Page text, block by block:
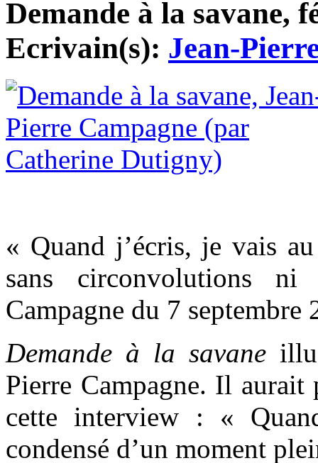
Demande à la savane,
Ecrivain(s): Jean-
« Quand j’écris, je vais
sans circonvolutions
Campagne du 7 septembre
Demande à la savane
Pierre Campagne. Il aurait
cette interview : «
condensé d’un moment